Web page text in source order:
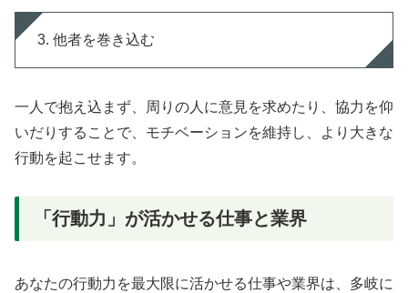
3. 他者を巻き込む
一人で抱え込まず、周りの人に意見を求めたり、協力を仰
いだりすることで、モチベーションを維持し、より大きな
行動を起こせます。
「行動力」が活かせる仕事と業界
あなたの行動力を最大限に活かせる仕事や業界は、多岐に